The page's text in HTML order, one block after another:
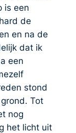
is een
de
en na de
dat ik
een
stond
Tot
nog
het licht uit